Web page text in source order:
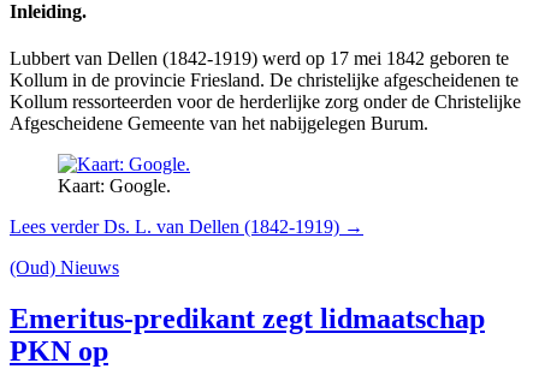
Inleiding.
Lubbert van Dellen (1842-1919) werd op 17 mei 1842 geboren te
Kollum in de provincie Friesland. De christelijke afgescheidenen te
Kollum ressorteerden voor de herderlijke zorg onder de Christelijke
Afgescheidene Gemeente van het nabijgelegen Burum.
Kaart: Google.
Lees verderDs. L. van Dellen (1842-1919) →
(Oud) Nieuws
Emeritus-predikant zegt lidmaatschap
PKN op